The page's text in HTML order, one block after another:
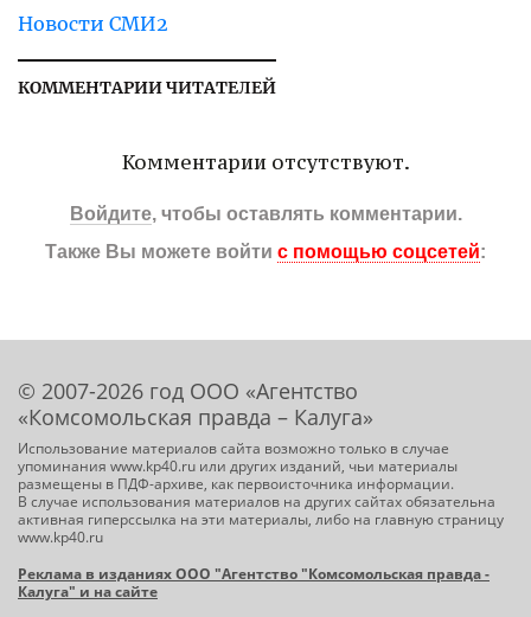
Новости СМИ2
КОММЕНТАРИИ ЧИТАТЕЛЕЙ
Комментарии отсутствуют.
Войдите, чтобы оставлять комментарии.
Также Вы можете войти с помощью соцсетей:
© 2007-2026 год ООО «Агентство
«Комсомольская правда – Калуга»
Использование материалов сайта возможно только в случае
упоминания www.kp40.ru или других изданий, чьи материалы
размещены в ПДФ-архиве, как первоисточника информации.
В случае использования материалов на других сайтах обязательна
активная гиперссылка на эти материалы, либо на главную страницу
www.kp40.ru
Реклама в изданиях ООО "Агентство "Комсомольская правда -
Калуга" и на сайте